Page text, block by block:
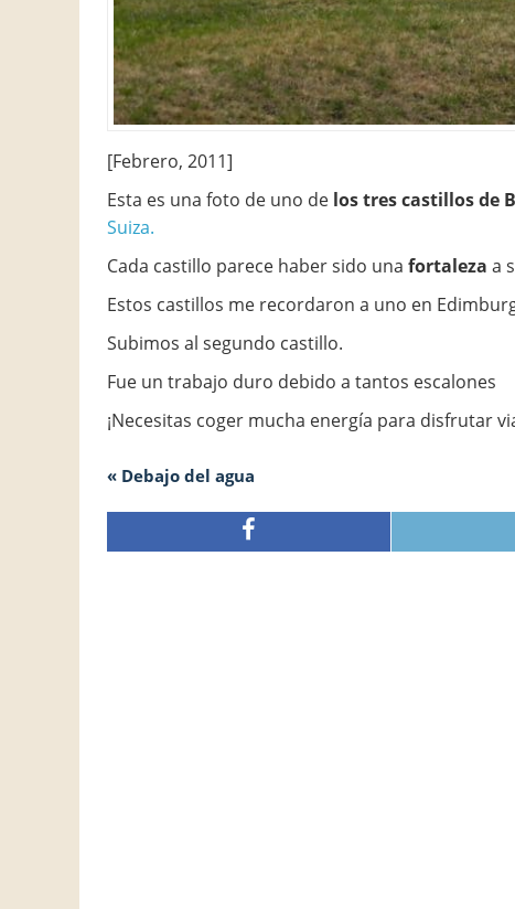
[Febrero, 2011]
Esta es una foto de uno de los tres castillos de
Suiza.
Cada castillo parece haber sido una fortaleza a
Estos castillos me recordaron a uno en
Subimos al segundo castillo.
Fue un trabajo duro debido a tantos escalones
¡Necesitas coger mucha energía para disfrutar
« Debajo del agua